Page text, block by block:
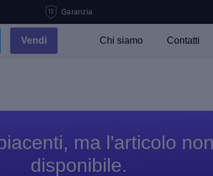
Garanzia
Vendi Chi siamo Contatti
ma l'articolo
disponibile.